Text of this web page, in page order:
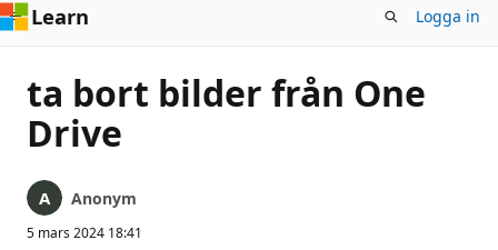
Learn Logga in
ta bort bilder från One
Drive
Anonym
5 mars 2024 18:41